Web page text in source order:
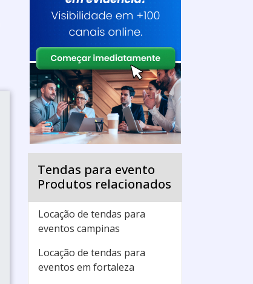
Tendas para evento
Produtos relacionados
Locação de tendas para
eventos campinas
Locação de tendas para
eventos em fortaleza